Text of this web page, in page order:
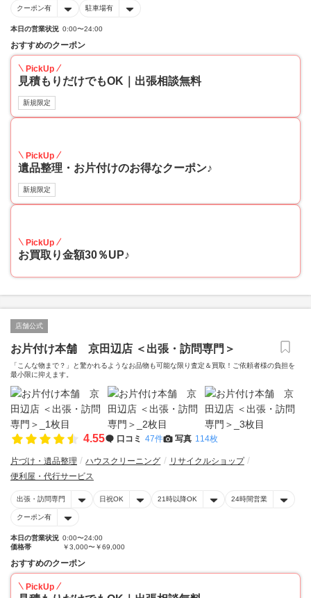
クーポン有 駐車場有
本日の営業状況 0:00〜24:00
おすすめのクーポン
PickUp
見積もりだけでもOK｜出張相談無料
新規限定
PickUp
遺品整理・お片付けのお得なクーポン♪
新規限定
PickUp
お買取り金額30％UP♪
店舗公式
お片付け本舗 京田辺店 ＜出張・訪問専門＞
「こんな物まで？」と驚かれるようなお品物も可能な限り査定＆買取！ご依頼者様の負担を
最小限に抑えます。
4.55 口コミ 47件 写真 114枚
片づけ・遺品整理 ハウスクリーニング
リサイクルショップ
便利屋・代行サービス
出張・訪問専門 日祝OK 21時以降OK 24時間営業
クーポン有
本日の営業状況 0:00〜24:00
価格帯
￥3,000〜￥69,000
おすすめのクーポン
PickUp